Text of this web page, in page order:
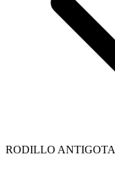
RODILLO ANTIGOTA